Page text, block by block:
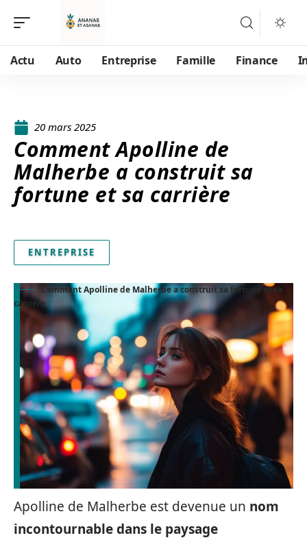
Actu Auto Entreprise Famille Finance
20 mars 2025
Comment Apolline de
Malherbe a construit sa
fortune et sa carrière
ENTREPRISE
Comment Apolline de Malherbe a construit sa fortune et sa
carrière
Apolline de Malherbe est devenue un nom
incontournable dans le paysage